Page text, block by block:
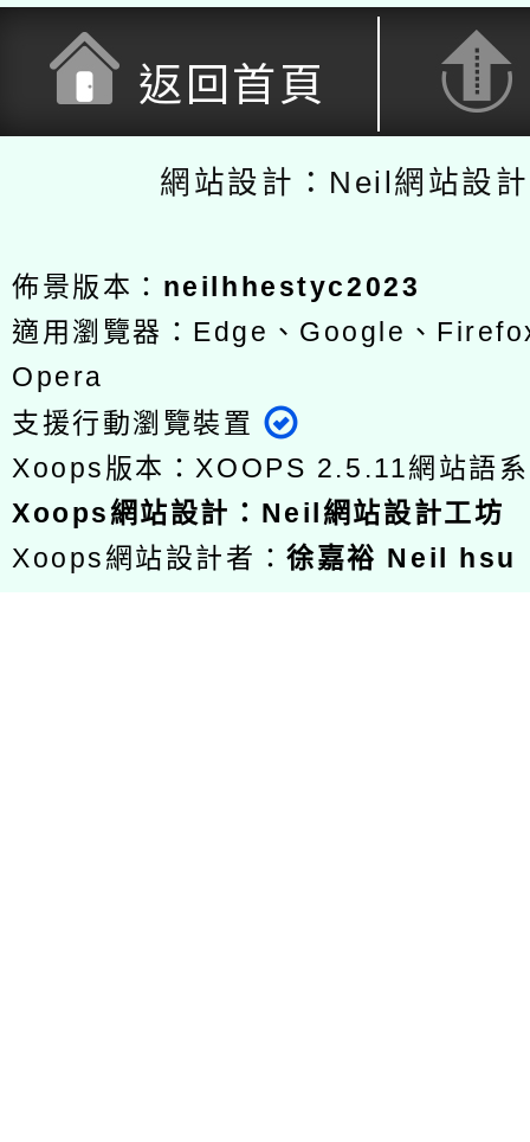
返回首頁
網站設計：Neil網站設
佈景版本： neilhhestyc2023
適用瀏覽器：Edge、Google、
Opera
支援行動瀏覽裝置
Xoops版本：XOOPS 2.5.11網站語
Xoops網站設計 ： Neil網站設計工坊
Xoops網站設計者：徐嘉裕 Neil hsu